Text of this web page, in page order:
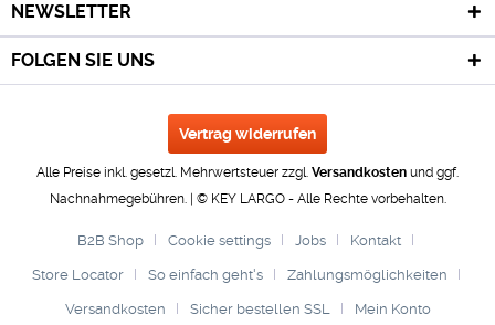
NEWSLETTER
FOLGEN SIE UNS
Vertrag widerrufen
Alle Preise inkl. gesetzl. Mehrwertsteuer zzgl. Versandkosten und ggf.
Nachnahmegebühren. | © KEY LARGO - Alle Rechte vorbehalten.
B2B Shop Cookie settings Jobs Kontakt
Store Locator So einfach geht's Zahlungsmöglichkeiten
Versandkosten Sicher bestellen SSL
Mein Konto